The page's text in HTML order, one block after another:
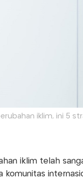
iklim, ini 5
iklim telah
komunitas